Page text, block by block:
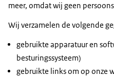
meer, omdat wij geen
Wij verzamelen de volgende
gebruikte apparatuur en
besturingssysteem)
gebruikte links om op onze